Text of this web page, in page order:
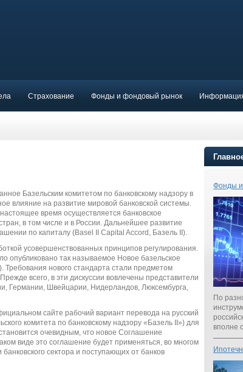
Страхование Фонды и фондовый рынок
Базельским комитетом по банковскому надзору в
влияние на развитие мировой банковской системы.
время осуществляется банковское
в том числе и в России. Дальнейшее развитие
по капиталу (Basel II Capital Accord, Базель II).
усовершенствованных принципов регулирования.
опубликовано так называемое Новое базельское
Требования нового стандарта стали предметом
всего, в эти дискуссии вовлечены представители
Германии, Швейцарии, Нидерландов, Люксембурга,
сайте рабочий вариант перевода на русский
комитета по банковскому надзору «Базель II») для
очевидным, что новое Соглашение
виде это соглашение будет применяться, во многом
сектора и поступающих от банков
Фонды
По
вполне